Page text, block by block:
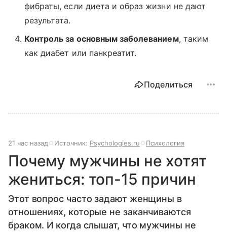
фибраты, если диета и образ жизни не дают
результата.
Контроль за основным заболеванием, таким
как диабет или панкреатит.
Поделиться
21 час назад Источник: Psychologies.ru Психология
Почему мужчины не хотят
жениться: топ-15 причин
Этот вопрос часто задают женщины в
отношениях, которые не заканчиваются
браком. И когда слышат, что мужчины не